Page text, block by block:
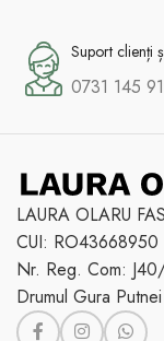
Suport clienți
0731 145
LAURA OLARU
CUI: RO43668950
Nr. Reg. Com:
Drumul Gura